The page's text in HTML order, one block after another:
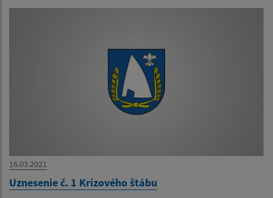
16.03.2021
Uznesenie č. 1 Krízového štábu